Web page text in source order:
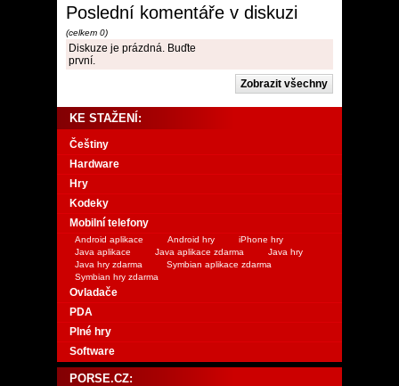
Poslední komentáře v diskuzi
(celkem 0)
Diskuze je prázdná. Buďte
první.
KE STAŽENÍ:
Češtiny
Hardware
Hry
Kodeky
Mobilní telefony
Android aplikace Android hry
iPhone hry
Java aplikace
Java aplikace zdarma
Java hry
Java hry zdarma
Symbian aplikace zdarma
Symbian hry zdarma
Ovladače
PDA
Plné hry
Software
PORSE.CZ: